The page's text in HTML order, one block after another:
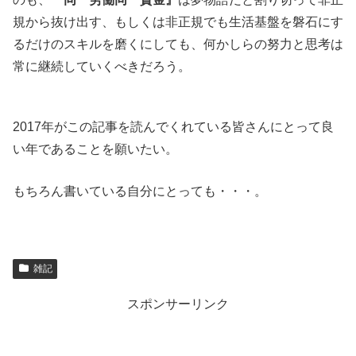
規から抜け出す、もしくは非正規でも生活基盤を磐石にす
るだけのスキルを磨くにしても、何かしらの努力と思考は
常に継続していくべきだろう。
2017年がこの記事を読んでくれている皆さんにとって良
い年であることを願いたい。
もちろん書いている自分にとっても・・・。
雑記
スポンサーリンク